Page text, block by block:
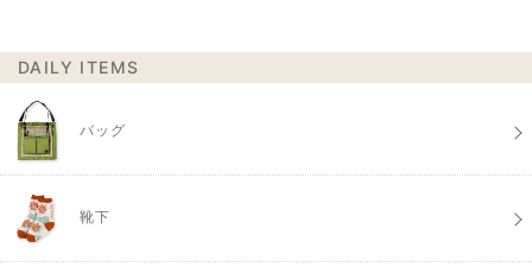
DAILY ITEMS
バッグ
靴下